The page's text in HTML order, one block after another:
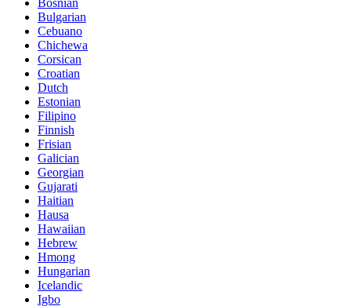
Bosnian
Bulgarian
Cebuano
Chichewa
Corsican
Croatian
Dutch
Estonian
Filipino
Finnish
Frisian
Galician
Georgian
Gujarati
Haitian
Hausa
Hawaiian
Hebrew
Hmong
Hungarian
Icelandic
Igbo